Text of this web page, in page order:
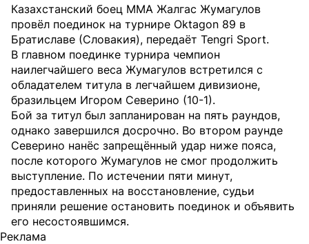
Казахстанский боец MMA Жалгас Жумагулов
провёл поединок на турнире Oktagon 89 в
Братиславе (Словакия), передаёт Tengri Sport.
В главном поединке турнира чемпион
наилегчайшего веса Жумагулов встретился с
обладателем титула в легчайшем дивизионе,
бразильцем Игором Северино (10-1).
Бой за титул был запланирован на пять раундов,
однако завершился досрочно. Во втором раунде
Северино нанёс запрещённый удар ниже пояса,
после которого Жумагулов не смог продолжить
выступление. По истечении пяти минут,
предоставленных на восстановление, судьи
приняли решение остановить поединок и объявить
его несостоявшимся.
Реклама